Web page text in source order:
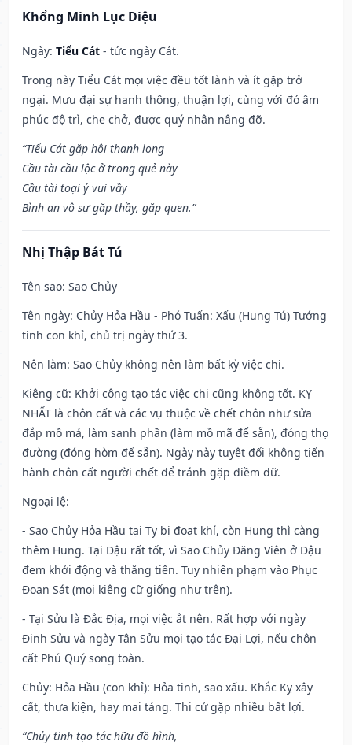
Khổng Minh Lục Diệu
Ngày: Tiểu Cát - tức ngày Cát.
Trong này Tiểu Cát mọi việc đều tốt lành và ít gặp trở
ngại. Mưu đại sự hanh thông, thuận lợi, cùng với đó âm
phúc độ trì, che chở, được quý nhân nâng đỡ.
“Tiểu Cát gặp hội thanh long
Cầu tài cầu lộc ở trong quẻ này
Cầu tài toại ý vui vầy
Bình an vô sự gặp thầy, gặp quen.”
Nhị Thập Bát Tú
Tên sao: Sao Chủy
Tên ngày: Chủy Hỏa Hầu - Phó Tuấn: Xấu (Hung Tú) Tướng
tinh con khỉ, chủ trị ngày thứ 3.
Nên làm: Sao Chủy không nên làm bất kỳ việc chi.
Kiêng cữ: Khởi công tạo tác việc chi cũng không tốt. KỴ
NHẤT là chôn cất và các vụ thuộc về chết chôn như sửa
đắp mồ mả, làm sanh phần (làm mồ mã để sẵn), đóng thọ
đường (đóng hòm để sẵn). Ngày này tuyệt đối không tiến
hành chôn cất người chết để tránh gặp điềm dữ.
Ngoại lệ:
- Sao Chủy Hỏa Hầu tại Tỵ bị đoạt khí, còn Hung thì càng
thêm Hung. Tại Dậu rất tốt, vì Sao Chủy Đăng Viên ở Dậu
đem khởi động và thăng tiến. Tuy nhiên phạm vào Phục
Đoạn Sát (mọi kiêng cữ giống như trên).
- Tại Sửu là Đắc Địa, mọi việc ắt nên. Rất hợp với ngày
Đinh Sửu và ngày Tân Sửu mọi tạo tác Đại Lợi, nếu chôn
cất Phú Quý song toàn.
Chủy: Hỏa Hầu (con khỉ): Hỏa tinh, sao xấu. Khắc Kỵ xây
cất, thưa kiện, hay mai táng. Thi cử gặp nhiều bất lợi.
“Chủy tinh tạo tác hữu đồ hình,